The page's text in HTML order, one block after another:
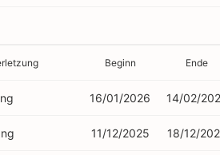
Beginn Ende
16/01/2026 14/02/
11/12/2025 18/12/